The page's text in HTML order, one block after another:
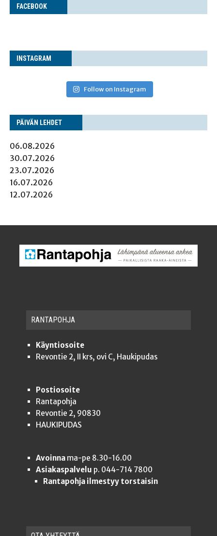
FACE­BOOK
INS­TA­GRAM
Follow on Instagram
PÄI­VÄN LEHDET
06.08.2026
30.07.2026
23.07.2026
16.07.2026
12.07.2026
RAN­TA­POH­JA
Käyntiosoite
Revontie 2, II krs, ovi C, Haukipudas
Postiosoite
Rantapohja
Revontie 2, 90830
HAUKIPUDAS
Avoinnama-pe 8.30-16.00
Asiakaspalvelu p. 044-714 7800
Rantapohja ilmestyy torstaisin